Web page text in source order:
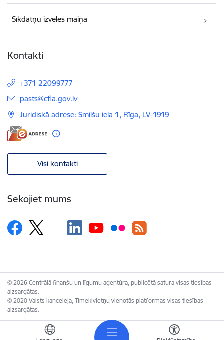
Sīkdatņu izvēles maiņa
Kontakti
+371 22099777
E-pasts:
pasts@cfla.gov.lv
Juridiskā adrese: Smilšu iela 1, Rīga, LV-1919
Visi kontakti
Sekojiet mums
© 2026 Centrālā finanšu un līgumu aģentūra, publicētā satura visas tiesības
aizsargātas.
© 2020 Valsts kanceleja, Tīmekļvietņu vienotās platformas visas tiesības
aizsargātas.